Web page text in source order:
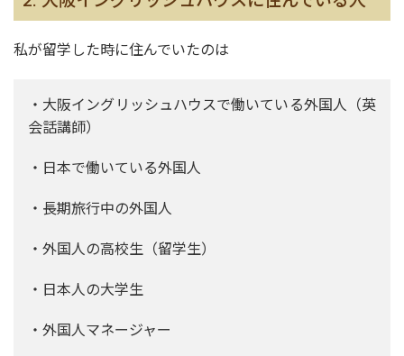
私が留学した時に住んでいたのは
・大阪イングリッシュハウスで働いている外国人（英
会話講師）
・日本で働いている外国人
・長期旅行中の外国人
・外国人の高校生（留学生）
・日本人の大学生
・外国人マネージャー